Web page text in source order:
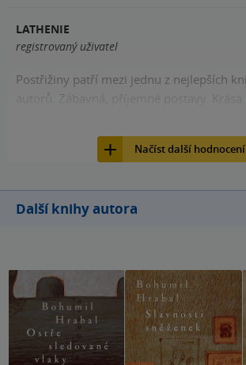
LATHENIE
registrovaný uživatel
Postřižiny patří mezi jednu z nejlepších
autorů. Zábavná, příjemné postavy. Krása
Načíst další hodnocení
Další knihy autora